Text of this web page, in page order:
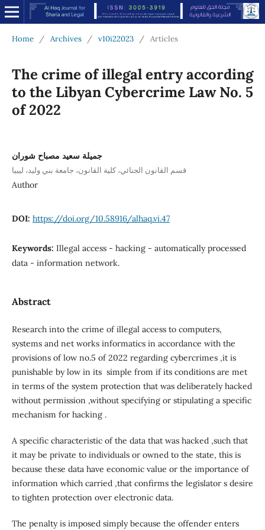
Home / Archives / v10i22023 / Articles
The crime of illegal entry according
to the Libyan Cybercrime Law No. 5
of 2022
جميلة سعيد مصباح شوران
قسم القانون الجنائي، كلية القانون، جامعة بني وليد، ليبيا
Author
DOI: https://doi.org/10.58916/alhaq.vi.47
Keywords: Illegal access - hacking - automatically processed
data - information network.
Abstract
Research into the crime of illegal access to computers,
systems and net works informatics in accordance with the
provisions of low no.5 of 2022 regarding cybercrimes ,it is
punishable by low in its simple from if its conditions are met
in terms of the system protection that was deliberately hacked
without permission ,without specifying or stipulating a specific
mechanism for hacking .
A specific characteristic of the data that was hacked ,such that
it may be private to individuals or owned to the state, this is
because these data have economic value or the importance of
information which carried ,that confirms the legislator s desire
to tighten protection over electronic data.
The penalty is imposed simply because the offender enters